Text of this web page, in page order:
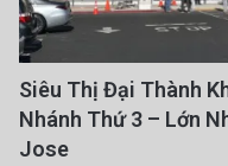
Siêu Thị Đại Thành
Nhánh Thứ 3 – Lớn
Jose